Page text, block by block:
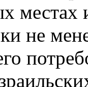
местах
не